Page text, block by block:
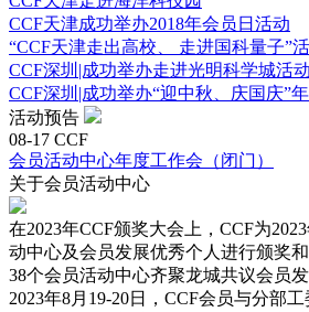
CCF天津成功举办2018年会员日活动
“CCF天津走出高校、 走进国科量子”
CCF深圳|成功举办走进光明科学城活动
CCF深圳|成功举办“迎中秋、庆国庆”
活动预告
08-17 CCF
会员活动中心年度工作会（闭门）
关于会员活动中心
在2023年CCF颁奖大会上，CCF为
动中心及会员发展优秀个人进行颁奖和
38个会员活动中心齐聚龙城共议会员
​2023年8月19-20日，CCF会员与分部